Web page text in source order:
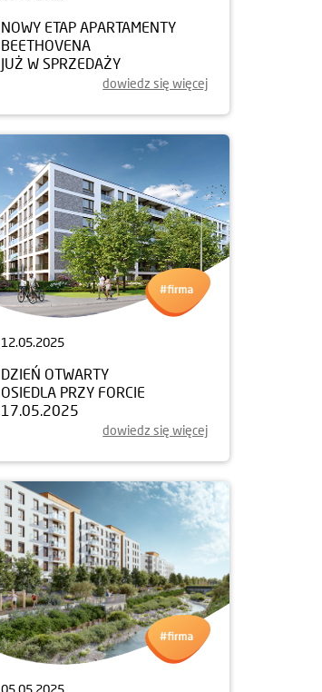
NOWY ETAP APARTAMENTY
BEETHOVENA
JUŻ W SPRZEDAŻY
dowiedz się więcej
12.05.2025
DZIEŃ OTWARTY
OSIEDLA PRZY FORCIE
17.05.2025
dowiedz się więcej
05.05.2025